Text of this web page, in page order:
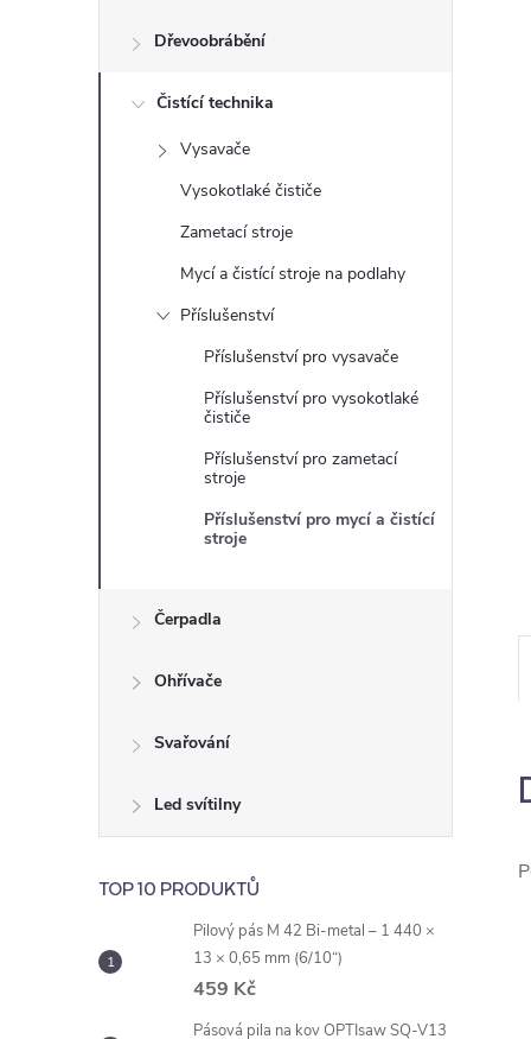
r
l
Dřevoobrábění
Čistící technika
Vysavače
Vysokotlaké čističe
Zametací stroje
Mycí a čistící stroje na podlahy
Příslušenství
Příslušenství pro vysavače
Příslušenství pro vysokotlaké
čističe
Příslušenství pro zametací
stroje
Příslušenství pro mycí a čistící
stroje
Čerpadla
Ohřívače
Svařování
Led svítilny
TOP 10 PRODUKTŮ
Pilový pás M 42 Bi-metal – 1 440 ×
13 × 0,65 mm (6/10“)
459 Kč
Pásová pila na kov OPTIsaw SQ-V13